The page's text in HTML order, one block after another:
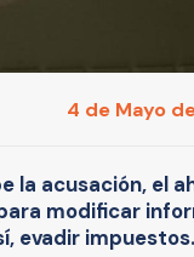
4 de Mayo
la acusación, el
modificar
evadir impuestos.